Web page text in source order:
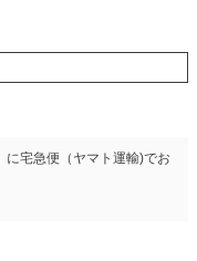
に宅急便（ヤマト運輸)でお